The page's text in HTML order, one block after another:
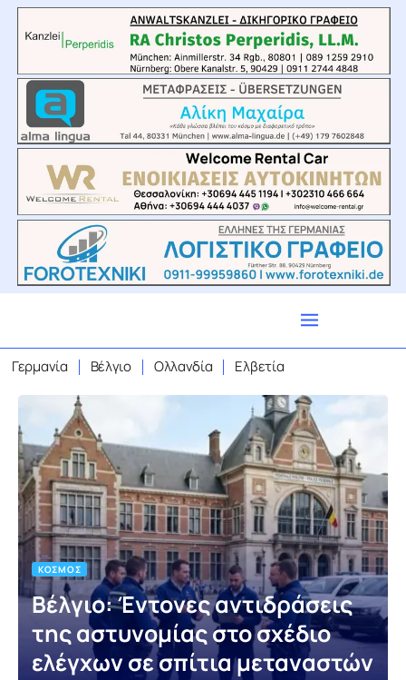
Γερμανία Βέλγιο Ολλανδία Ελβετία
ΚΌΣΜΟΣ
Βέλγιο: Έντονες αντιδράσεις
της αστυνομίας στο σχέδιο
ελέγχων σε σπίτια μεταναστών